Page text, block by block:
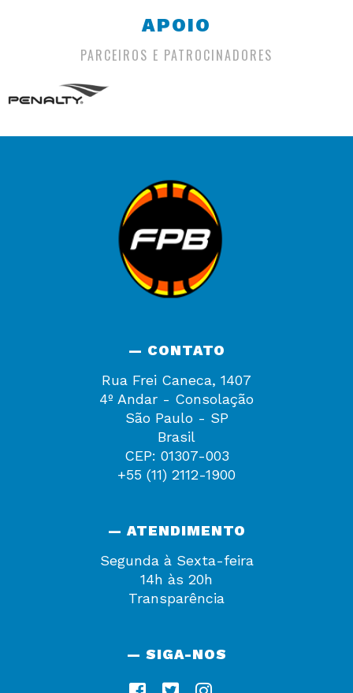
APOIO
PARCEIROS E PATROCINADORES
— CONTATO
Rua Frei Caneca, 1407
4º Andar - Consolação
São Paulo - SP
Brasil
CEP: 01307-003
+55 (11) 2112-1900
— ATENDIMENTO
Segunda à Sexta-feira
14h às 20h
Transparência
— SIGA-NOS